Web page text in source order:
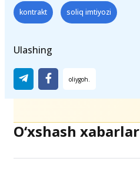
kontrakt soliq imtiyozi
Ulashing
O‘xshash xabarlar